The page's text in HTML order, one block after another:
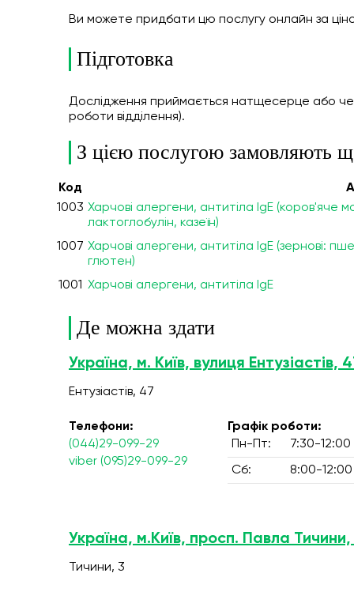
Ви можете придбати цю послугу онлайн за
Підготовка
Дослідження приймається натщесерце або
роботи відділення).
З цією послугою замовляють
Код
1003 Харчові алергени, антитіла IgE (коров'яче
лактоглобулін, казеїн)
1007 Харчові алергени, антитіла IgE (зернові:
глютен)
1001 Харчові алергени, антитіла IgE
Де можна здати
Україна, м. Київ, вулиця Ентузіастів,
Ентузіастів, 47
Телефони:
(044)29-099-29
viber (095)29-099-29
Графік роботи:
Пн-Пт:
7:30-12:00
Сб: 8:00-12:00
Україна, м.Київ, просп. Павла Тичини,
Тичини, 3